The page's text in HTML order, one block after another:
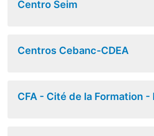
Centro Seim
Centros Cebanc-CDEA
CFA - Cité de la Formation -